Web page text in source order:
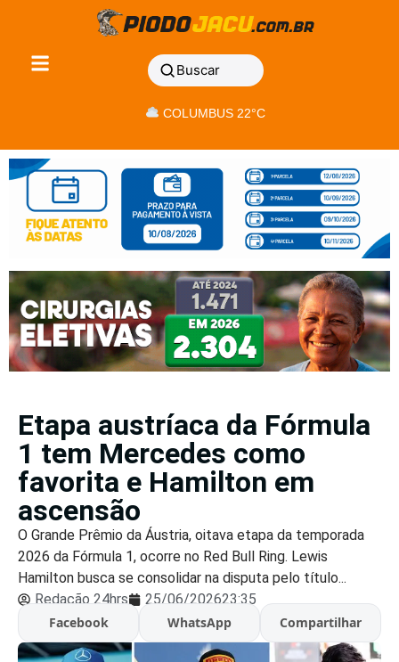
Buscar
COLUMBUS 22°C
Etapa austríaca da Fórmula
1 tem Mercedes como
favorita e Hamilton em
ascensão
O Grande Prêmio da Áustria, oitava etapa da temporada
2026 da Fórmula 1, ocorre no Red Bull Ring. Lewis
Hamilton busca se consolidar na disputa pelo título...
Redação 24hrs
25/06/202623:35
Facebook
WhatsApp Compartilhar